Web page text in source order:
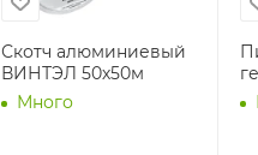
Скотч алюминиевый
ВИНТЭЛ 50х50м
Много